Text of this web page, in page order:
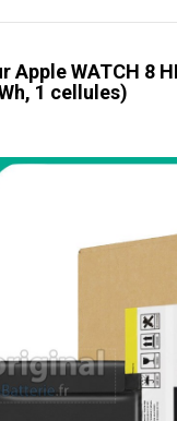
WATCH 8
1 cellules)